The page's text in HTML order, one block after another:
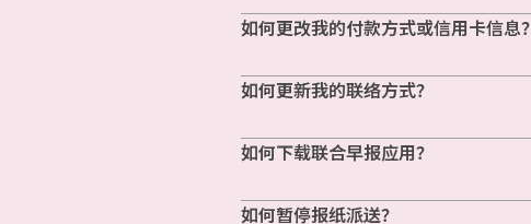
如何更改我的付款方式或信用卡信息？
如何更新我的联络方式？
如何下载联合早报应用？
如何暂停报纸派送？